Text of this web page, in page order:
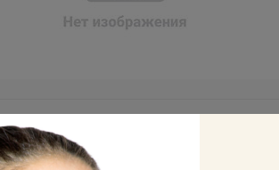
Качество
Гарантируем качественные